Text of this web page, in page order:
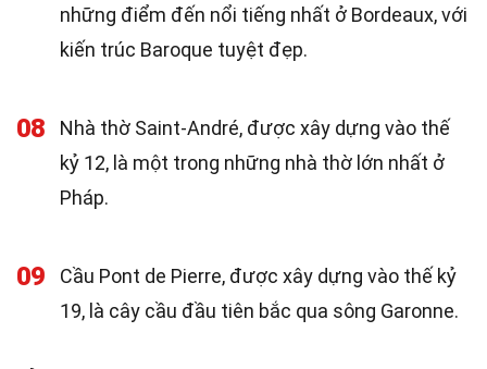
những điểm đến nổi tiếng nhất ở Bordeaux, với
kiến trúc Baroque tuyệt đẹp.
08
Nhà thờ Saint-André, được xây dựng vào thế
kỷ 12, là một trong những nhà thờ lớn nhất ở
Pháp.
09
Cầu Pont de Pierre, được xây dựng vào thế kỷ
19, là cây cầu đầu tiên bắc qua sông Garonne.